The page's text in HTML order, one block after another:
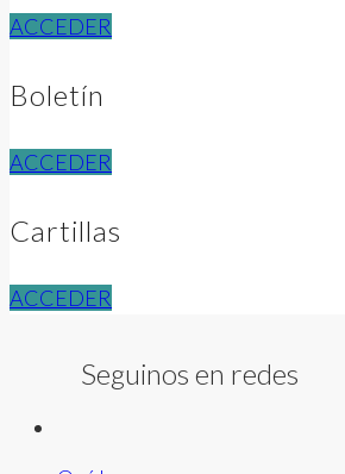
ACCEDER
Boletín
ACCEDER
Cartillas
ACCEDER
Seguinos en redes